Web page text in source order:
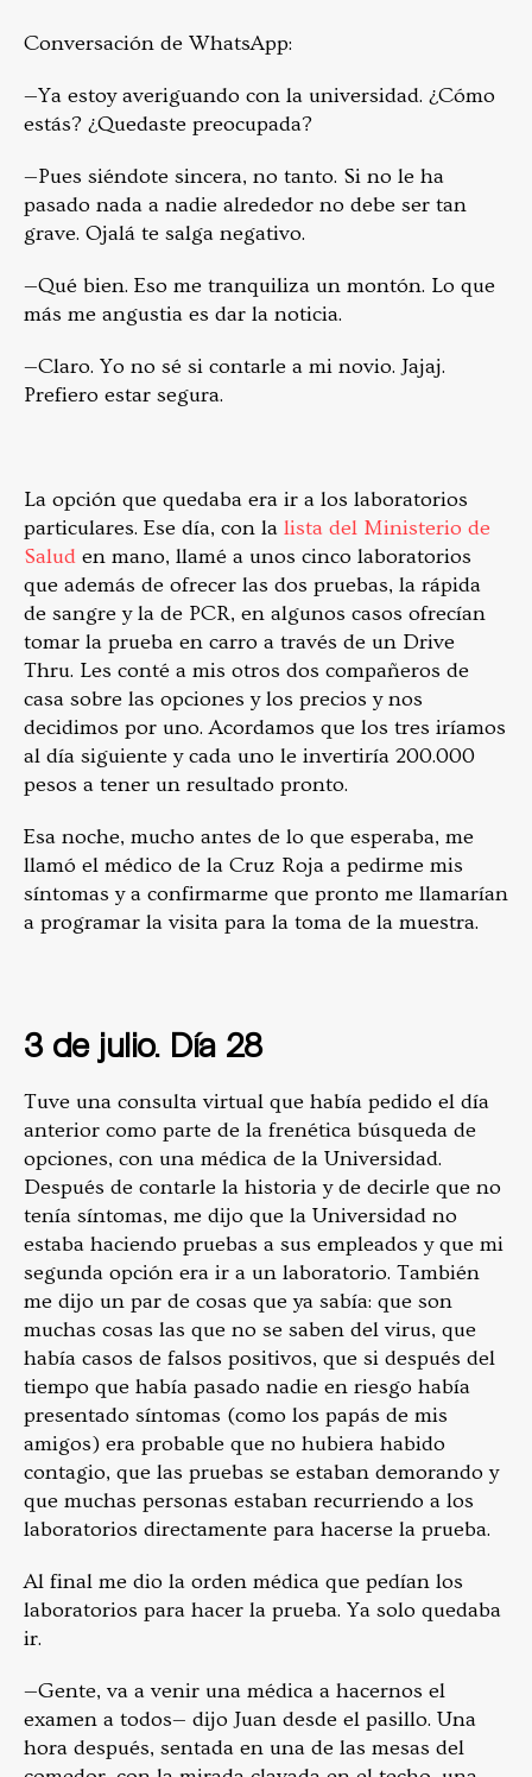
Conversación de WhatsApp:
—Ya estoy averiguando con la universidad. ¿Cómo
estás? ¿Quedaste preocupada?
—Pues siéndote sincera, no tanto. Si no le ha
pasado nada a nadie alrededor no debe ser tan
grave. Ojalá te salga negativo.
—Qué bien. Eso me tranquiliza un montón. Lo que
más me angustia es dar la noticia.
—Claro. Yo no sé si contarle a mi novio. Jajaj.
Prefiero estar segura.
La opción que quedaba era ir a los laboratorios
particulares. Ese día, con la lista del Ministerio de
Salud en mano, llamé a unos cinco laboratorios
que además de ofrecer las dos pruebas, la rápida
de sangre y la de PCR, en algunos casos ofrecían
tomar la prueba en carro a través de un Drive
Thru. Les conté a mis otros dos compañeros de
casa sobre las opciones y los precios y nos
decidimos por uno. Acordamos que los tres iríamos
al día siguiente y cada uno le invertiría 200.000
pesos a tener un resultado pronto.
Esa noche, mucho antes de lo que esperaba, me
llamó el médico de la Cruz Roja a pedirme mis
síntomas y a confirmarme que pronto me llamarían
a programar la visita para la toma de la muestra.
3 de julio. Día 28
Tuve una consulta virtual que había pedido el día
anterior como parte de la frenética búsqueda de
opciones, con una médica de la Universidad.
Después de contarle la historia y de decirle que no
tenía síntomas, me dijo que la Universidad no
estaba haciendo pruebas a sus empleados y que mi
segunda opción era ir a un laboratorio. También
me dijo un par de cosas que ya sabía: que son
muchas cosas las que no se saben del virus, que
había casos de falsos positivos, que si después del
tiempo que había pasado nadie en riesgo había
presentado síntomas (como los papás de mis
amigos) era probable que no hubiera habido
contagio, que las pruebas se estaban demorando y
que muchas personas estaban recurriendo a los
laboratorios directamente para hacerse la prueba.
Al final me dio la orden médica que pedían los
laboratorios para hacer la prueba. Ya solo quedaba
ir.
—Gente, va a venir una médica a hacernos el
examen a todos— dijo Juan desde el pasillo. Una
hora después, sentada en una de las mesas del